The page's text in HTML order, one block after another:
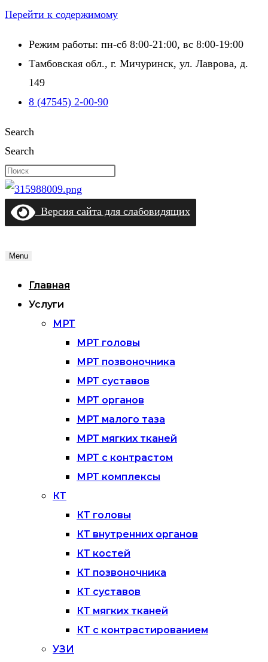
Перейти к содержимому
Режим работы: пн-сб 8:00-21:00, вс 8:00-19:00
Тамбовская обл., г. Мичуринск, ул. Лаврова, д.
149
8 (47545) 2-00-90
Search
Search
Версия сайта для слабовидящих
Menu
Главная
Услуги
МРТ
МРТ головы
МРТ позвоночника
МРТ суставов
МРТ органов
МРТ малого таза
МРТ мягких тканей
МРТ с контрастом
МРТ комплексы
КТ
КТ головы
КТ внутренних органов
КТ костей
КТ позвоночника
КТ суставов
КТ мягких тканей
КТ с контрастированием
УЗИ